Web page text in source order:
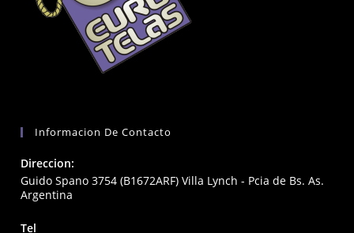
Informacion De Contacto
Direccion:
Guido Spano 3754 (B1672ARF) Villa Lynch - Pcia de Bs. As.
Argentina
Tel